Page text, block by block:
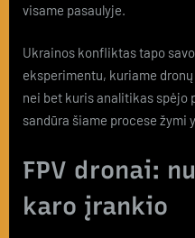
visame pasaulyje.
Ukrainos konfliktas tapo
eksperimentu, kuriame
nei bet kuris analitikas spėjo
sandūra šiame procese žymi
FPV dronai:
karo įrankio